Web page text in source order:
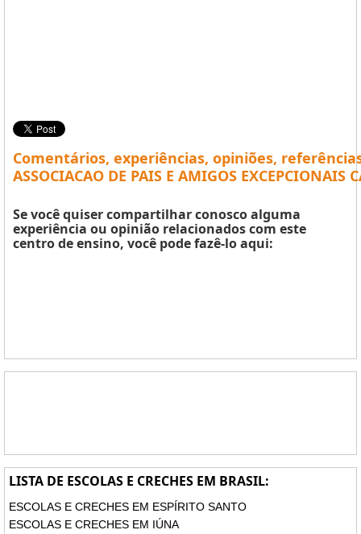
Comentários, experiências, opiniões,
ASSOCIACAO DE PAIS E AMIGOS EXCEPCIONAIS
Se você quiser compartilhar conosco alguma
experiência ou opinião relacionados com este
centro de ensino, você pode fazê-lo aqui:
LISTA DE ESCOLAS E CRECHES EM BRASIL:
ESCOLAS E CRECHES EM ESPÍRITO SANTO
ESCOLAS E CRECHES EM IÚNA